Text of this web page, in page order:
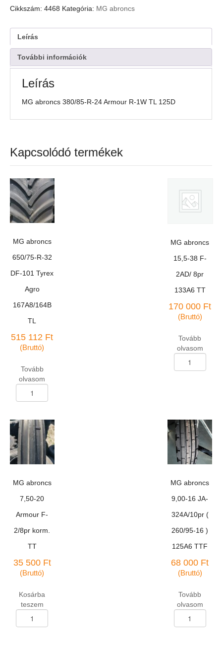
R-
1W
125D
Cikkszám: 4468 Kategória: MG abroncs
Leírás
További információk
Leírás
MG abroncs 380/85-R-24 Armour R-1W TL 125D
Kapcsolódó termékek
MG abroncs
650/75-R-32
DF-101 Tyrex
Agro
167A8/164B
TL
515 112 Ft
(Bruttó)
Tovább
olvasom
abroncs
R-
32
DF-
101
Tyrex
TL
mennyiség
MG abroncs
15,5-38 F-
2AD/ 8pr
133A6 TT
170 000 Ft
(Bruttó)
Tovább
olvasom
abroncs
133A6
TT
mennyiség
MG abroncs
7,50-20
Armour F-
2/8pr korm.
TT
35 500 Ft
(Bruttó)
Kosárba
teszem
abroncs
MG abroncs
9,00-16 JA-
324A/10pr (
260/95-16 )
125A6 TTF
68 000 Ft
(Bruttó)
Tovább
olvasom
abroncs